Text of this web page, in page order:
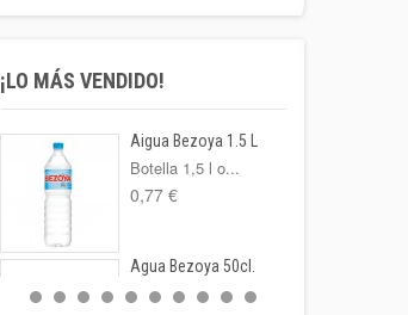
¡LO MÁS VENDIDO!
Aigua Bezoya 1.5 L
Botella 1,5 l o...
0,77 €
Agua Bezoya 50cl.
FORMATO: